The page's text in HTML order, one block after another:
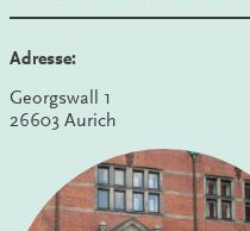
Adresse:
Georgswall 1
26603 Aurich